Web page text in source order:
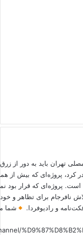
مصلی تهران باید به دور از
کرد، پروژه‌ای که بیش از
پروژه‌ای که قرار بود
نافرجام برای تظاهر و
و رادیوفردا.
شما